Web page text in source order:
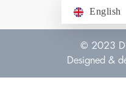
English
© 2023
Designed &